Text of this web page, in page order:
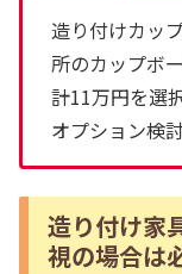
造り付けカッ
所のカップボ
計11万円を選
オプション検
造り付け家
視の場合は